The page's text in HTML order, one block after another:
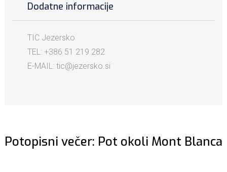
Dodatne informacije
TIC Jezersko
TEL: +386 51 219 282
E-MAIL: tic@jezersko.si
Potopisni večer: Pot okoli Mont Blanca